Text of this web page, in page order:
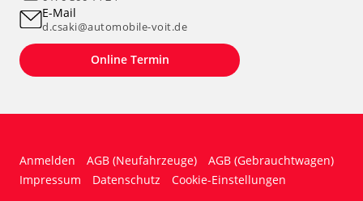
E-Mail
d.csaki@automobile-voit.de
Online Termin
Anmelden AGB (Neufahrzeuge)
AGB (Gebrauchtwagen)
Impressum
Datenschutz Cookie-Einstellungen